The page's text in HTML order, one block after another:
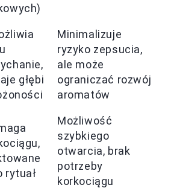
głębi
Minimalizuje
ryzyko zepsucia,
ale może
ograniczać rozwój
aromatów
rytuał
Możliwość
szybkiego
otwarcia, brak
potrzeby
korkociągu